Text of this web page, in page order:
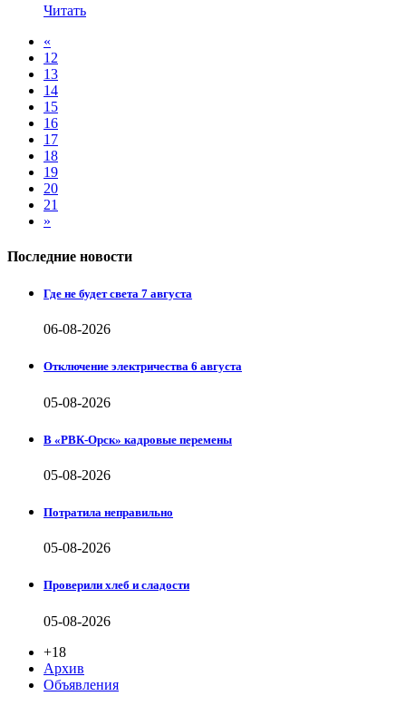
Читать
«
12
13
14
15
16
17
18
19
20
21
»
Последние новости
Где не будет света 7 августа
06-08-2026
Отключение электричества 6 августа
05-08-2026
В «РВК-Орск» кадровые перемены
05-08-2026
Потратила неправильно
05-08-2026
Проверили хлеб и сладости
05-08-2026
+18
Архив
Объявления